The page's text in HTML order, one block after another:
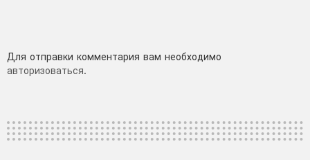
Добавить
комментарий
Для отправки комментария вам необходимо
авторизоваться.